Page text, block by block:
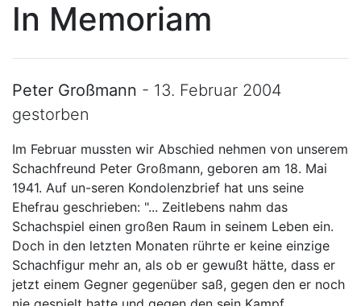
In Memoriam
Peter Großmann - 13. Februar 2004
gestorben
Im Februar mussten wir Abschied nehmen von unserem
Schachfreund Peter Großmann, geboren am 18. Mai
1941. Auf un-seren Kondolenzbrief hat uns seine
Ehefrau geschrieben: "... Zeitlebens nahm das
Schachspiel einen großen Raum in seinem Leben ein.
Doch in den letzten Monaten rührte er keine einzige
Schachfigur mehr an, als ob er gewußt hätte, dass er
jetzt einem Gegner gegenüber saß, gegen den er noch